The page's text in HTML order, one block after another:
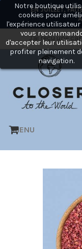
EN JUILLET,
J'ai reçu une
MENU
Notre boutique
cookies pour
l'expérience utilisateur
vous
d'accepter leur
profiter pleinement
navigation.